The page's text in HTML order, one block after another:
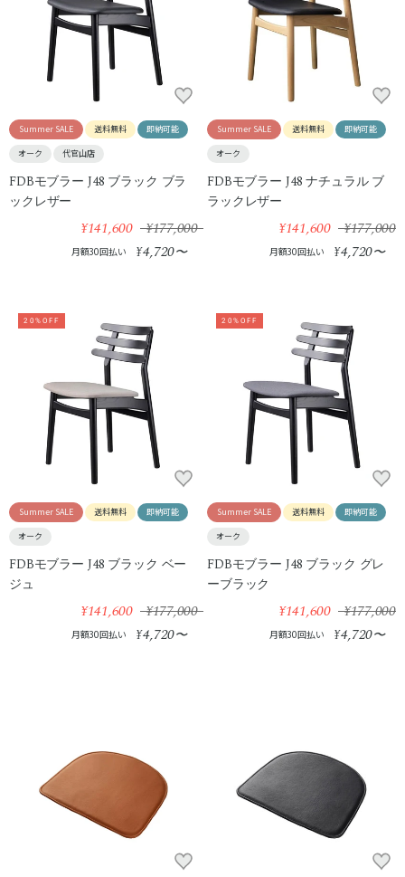
Summer SALE 送料無料 即納可能
オーク 代官山店
FDBモブラー J48 ブラック ブラ
ックレザー
¥141,600 ¥177,000
月額30回払い ¥4,720〜
Summer SALE 送料無料 即納可能
オーク
FDBモブラー J48 ナチュラル ブ
ラックレザー
¥141,600 ¥177,000
月額30回払い ¥4,720〜
20%OFF
Summer SALE 送料無料 即納可能
オーク
FDBモブラー J48 ブラック ベー
ジュ
¥141,600 ¥177,000
月額30回払い ¥4,720〜
20%OFF
Summer SALE 送料無料 即納可能
オーク
FDBモブラー J48 ブラック グレ
ーブラック
¥141,600 ¥177,000
月額30回払い ¥4,720〜